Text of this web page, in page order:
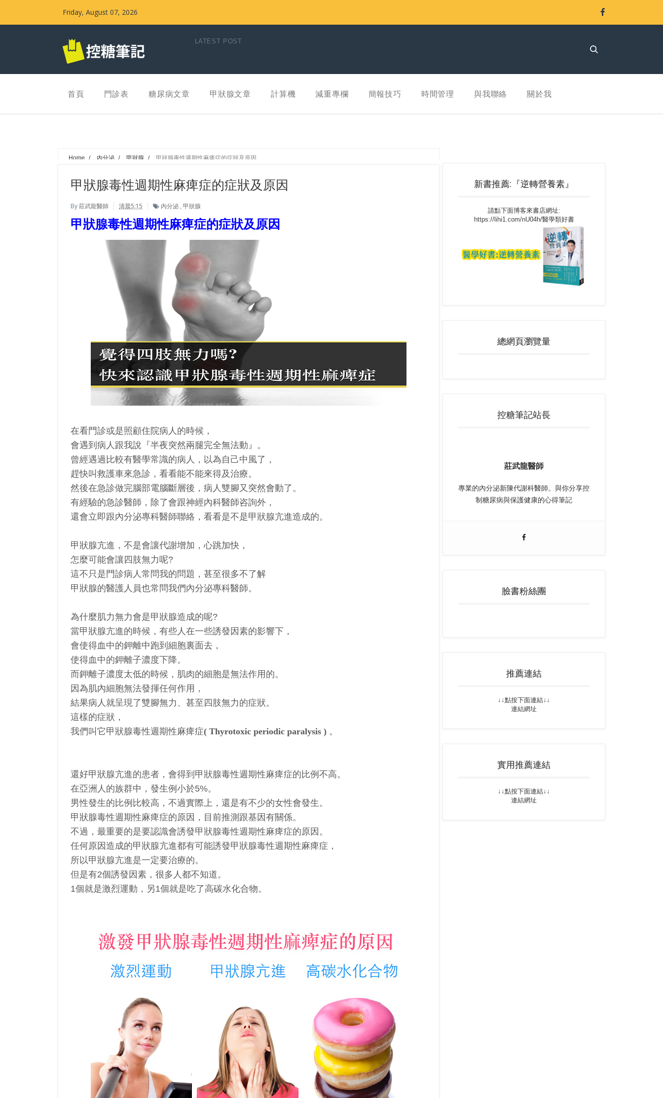
Friday, August 07, 2026
LATEST POST
首頁 門診表 糖尿病文章 甲狀腺文章 計算機 減重專欄 簡報技巧 時間管理 與我聯絡 關於我
Home / 內分泌 / 甲狀腺 / 甲狀腺毒性週期性麻痺症的症狀及原因
甲狀腺毒性週期性麻痺症的症狀及原因
By莊武龍醫師 清晨5:15 內分泌 , 甲狀腺
甲狀腺毒性週期性麻痺症的症狀及原因
在看門診或是照顧住院病人的時候，
會遇到病人跟我說『半夜突然兩腿完全無法動』。
曾經遇過比較有醫學常識的病人，以為自己中風了，
趕快叫救護車來急診，看看能不能來得及治療。
然後在急診做完腦部電腦斷層後，病人雙腳又突然會動了。
有經驗的急診醫師，除了會跟神經內科醫師咨詢外，
還會立即跟內分泌專科醫師聯絡，看看是不是甲狀腺亢進造成的。
甲狀腺亢進，不是會讓代謝增加，心跳加快，
怎麼可能會讓四肢無力呢?
這不只是門診病人常問我的問題，甚至很多不了解
甲狀腺的醫護人員也常問我們內分泌專科醫師。
為什麼肌力無力會是甲狀腺造成的呢?
當甲狀腺亢進的時候，有些人在一些誘發因素的影響下，
會使得血中的鉀離中跑到細胞裏面去，
使得血中的鉀離子濃度下降。
而鉀離子濃度太低的時候，肌肉的細胞是無法作用的。
因為肌內細胞無法發揮任何作用，
結果病人就呈現了雙腳無力、甚至四肢無力的症狀。
這樣的症狀，
我們叫它甲狀腺毒性週期性麻痺症( Thyrotoxic periodic paralysis ) 。
還好甲狀腺亢進的患者，會得到甲狀腺毒性週期性麻痺症的比例不高。
在亞洲人的族群中，發生例小於5%。
男性發生的比例比較高，不過實際上，還是有不少的女性會發生。
甲狀腺毒性週期性麻痺症的原因，目前推測跟基因有關係。
不過，最重要的是要認識會誘發甲狀腺毒性週期性麻痺症的原因。
任何原因造成的甲狀腺亢進都有可能誘發甲狀腺毒性週期性麻痺症，
所以甲狀腺亢進是一定要治療的。
但是有2個誘發因素，很多人都不知道。
1個就是激烈運動，另1個就是吃了高碳水化合物。
新書推薦:『逆轉營養素』
請點下面博客來書店網址:
https://lihi1.com/nU04h/醫學類好書
總網頁瀏覽量
控糖筆記站長
莊武龍醫師
專業的內分泌新陳代謝科醫師。與你分享控
制糖尿病與保護健康的心得筆記
臉書粉絲團
推薦連結
↓↓點按下面連結↓↓
連結網址
實用推薦連結
↓↓點按下面連結↓↓
連結網址